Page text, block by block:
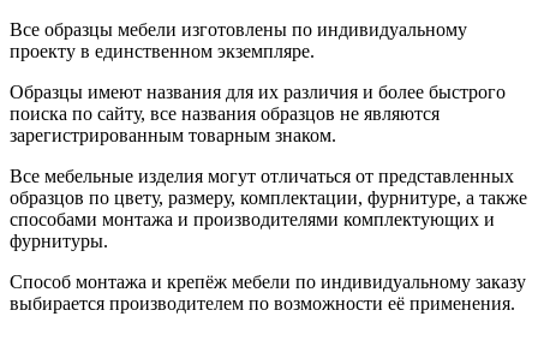
Все образцы мебели изготовлены по индивидуальному
проекту в единственном экземпляре.
Образцы имеют названия для их различия и более быстрого
поиска по сайту, все названия образцов не являются
зарегистрированным товарным знаком.
Все мебельные изделия могут отличаться от представленных
образцов по цвету, размеру, комплектации, фурнитуре, а также
способами монтажа и производителями комплектующих и
фурнитуры.
Способ монтажа и крепёж мебели по индивидуальному заказу
выбирается производителем по возможности её применения.